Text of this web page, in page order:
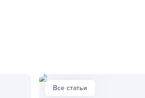
Все статьи